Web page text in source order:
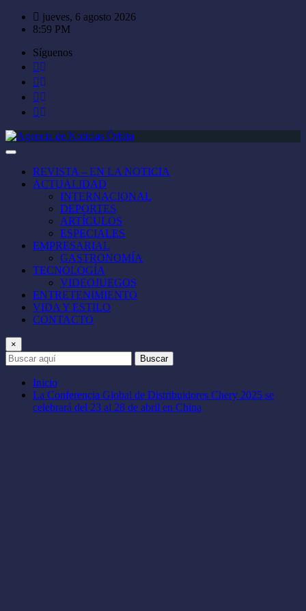
Saltar
jueves, 6 agosto 2026
8:59 PM
Síguenos
REVISTA – EN LA NOTICIA
ACTUALIDAD
INTERNACIONAL
DEPORTES
ARTÍCULOS
ESPECIALES
EMPRESARIAL
GASTRONOMÍA
TECNOLOGÍA
VIDEOJUEGOS
ENTRETENIMIENTO
VIDA Y ESTILO
CONTACTO
×
Buscar
Inicio
La Conferencia Global de Distribuidores Chery 2025 se
celebrará del 23 al 28 de abril en China